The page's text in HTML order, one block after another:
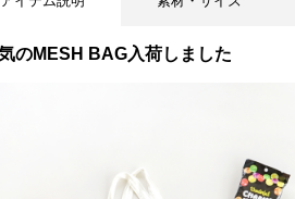
のMESH BAG入荷しました